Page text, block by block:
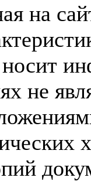
на
носит
не